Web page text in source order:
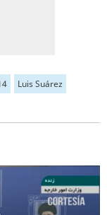
Luis Suárez